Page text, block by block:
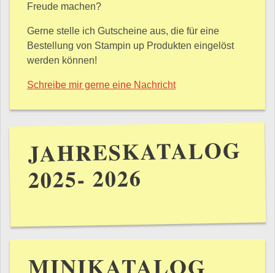
Freude machen?
Gerne stelle ich Gutscheine aus, die für eine
Bestellung von Stampin up Produkten eingelöst
werden können!
Schreibe mir gerne eine Nachricht
JAHRESKATALOG
2025- 2026
MINIKATALOG